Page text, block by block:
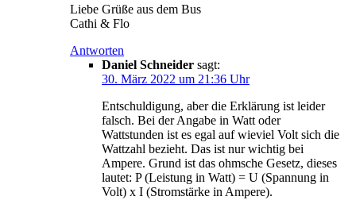
Liebe Grüße aus dem Bus
Cathi & Flo
Antworten
Daniel Schneider sagt:
30. März 2022 um 21:36 Uhr
Entschuldigung, aber die Erklärung ist leider
falsch. Bei der Angabe in Watt oder
Wattstunden ist es egal auf wieviel Volt sich die
Wattzahl bezieht. Das ist nur wichtig bei
Ampere. Grund ist das ohmsche Gesetz, dieses
lautet: P (Leistung in Watt) = U (Spannung in
Volt) x I (Stromstärke in Ampere).